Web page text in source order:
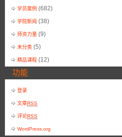
学员案例 (682)
学院新闻 (38)
师资力量 (9)
未分类 (5)
精品课程 (12)
功能
登录
文章RSS
评论RSS
WordPress.org